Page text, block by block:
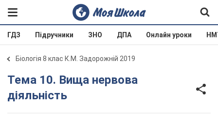
ГДЗ Підручники ЗНО ДПА Онлайн уроки
Біологія 8 клас К.М. Задорожній 2019
Тема 10. Вища нервова
діяльність